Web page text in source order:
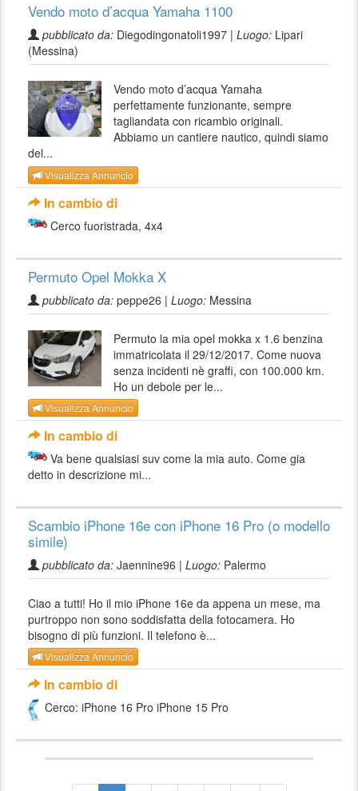
Vendo moto d’acqua Yamaha 1100
pubblicato da: Diegodingonatoli1997 | Luogo: Lipari
(Messina)
Vendo moto d’acqua Yamaha
perfettamente funzionante, sempre
tagliandata con ricambio originali.
Abbiamo un cantiere nautico, quindi siamo
del...
Visualizza Annuncio
In cambio di
Cerco fuoristrada, 4x4
Permuto Opel Mokka X
pubblicato da: peppe26 | Luogo: Messina
Permuto la mia opel mokka x 1.6 benzina
immatricolata il 29/12/2017. Come nuova
senza incidenti nè graffi, con 100.000 km.
Ho un debole per le...
Visualizza Annuncio
In cambio di
Va bene qualsiasi suv come la mia auto. Come gia
detto in descrizione mi...
Scambio iPhone 16e con iPhone 16 Pro (o modello
simile)
pubblicato da: Jaennine96 | Luogo: Palermo
Ciao a tutti! Ho il mio iPhone 16e da appena un mese, ma
purtroppo non sono soddisfatta della fotocamera. Ho
bisogno di più funzioni. Il telefono è...
Visualizza Annuncio
In cambio di
Cerco: iPhone 16 Pro iPhone 15 Pro